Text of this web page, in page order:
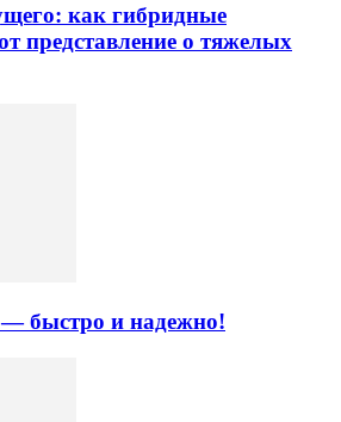
как гибридные
представление о тяжелых
быстро и надежно!